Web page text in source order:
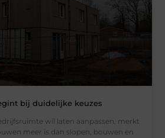
bij duidelijke keuzes
wil laten aanpassen, merkt
meer is dan slopen, bouwen en